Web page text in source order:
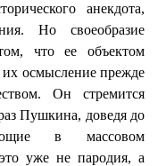
анекдота,
Но своеобразие
что ее объектом
осмысление прежде
Он стремится
Пушкина, доведя до
в массовом
уже не пародия, а